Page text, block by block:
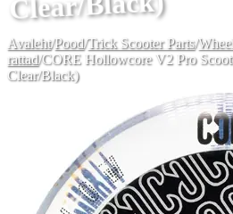
Avaleht/Pood/Trick Scooter Parts/
rattad/CORE Hollowcore V2 Pro
Clear/Black)